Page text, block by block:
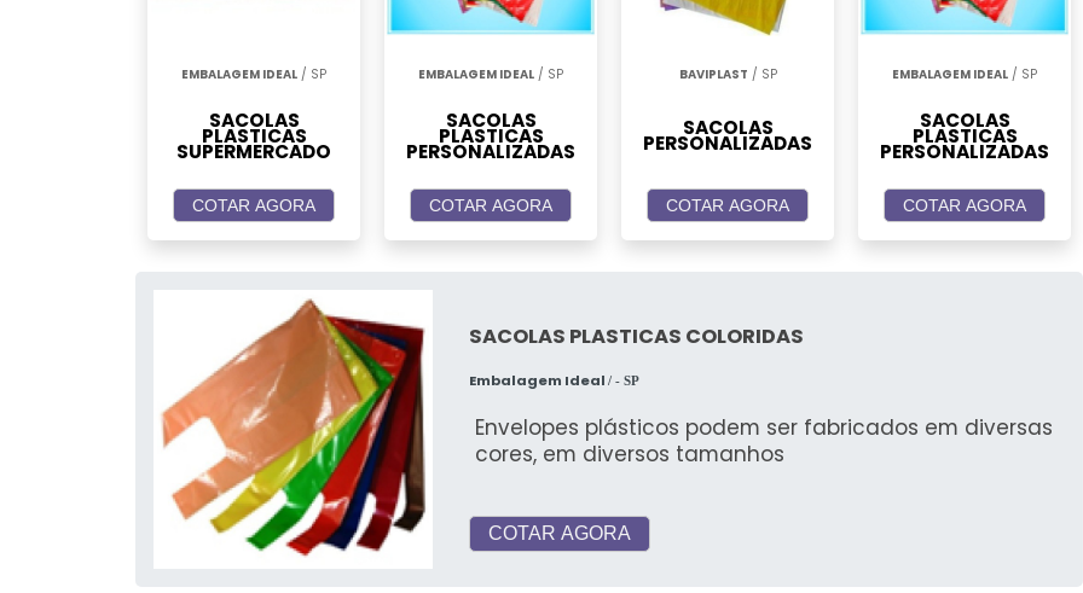
EMBALAGEM IDEAL / SP
SACOLAS
PLASTICAS
SUPERMERCADO
COTAR AGORA
EMBALAGEM IDEAL / SP
SACOLAS
PLASTICAS
PERSONALIZADAS
COTAR AGORA
BAVIPLAST / SP
SACOLAS
PERSONALIZADAS
COTAR AGORA
EMBALAGEM IDEAL / SP
SACOLAS
PLASTICAS
PERSONALIZADAS
COTAR AGORA
SACOLAS PLASTICAS COLORIDAS
Embalagem Ideal/ - SP
Envelopes plásticos podem ser fabricados em diversas
cores, em diversos tamanhos
COTAR AGORA